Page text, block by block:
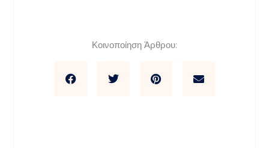
Κοινοποίηση Άρθρου: